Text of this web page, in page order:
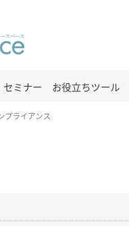
セミナー お役立ちツール
プライアンス